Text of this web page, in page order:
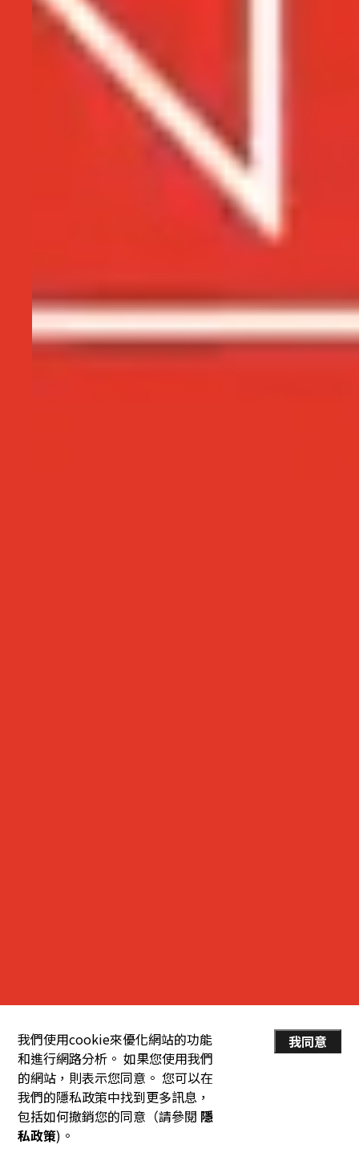
我們使用cookie來優化網站的功能
和進行網路分析。 如果您使用我們
的網站，則表示您同意。 您可以在
我們的隱私政策中找到更多訊息，
包括如何撤銷您的同意（請參閱 隱
私政策)。
我同意